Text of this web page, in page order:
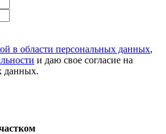
в области персональных данных,
и даю свое согласие на
данных.